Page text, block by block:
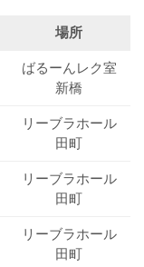
場所
ばるーんレク室
新橋
リーブラホール
田町
リーブラホール
田町
リーブラホール
田町